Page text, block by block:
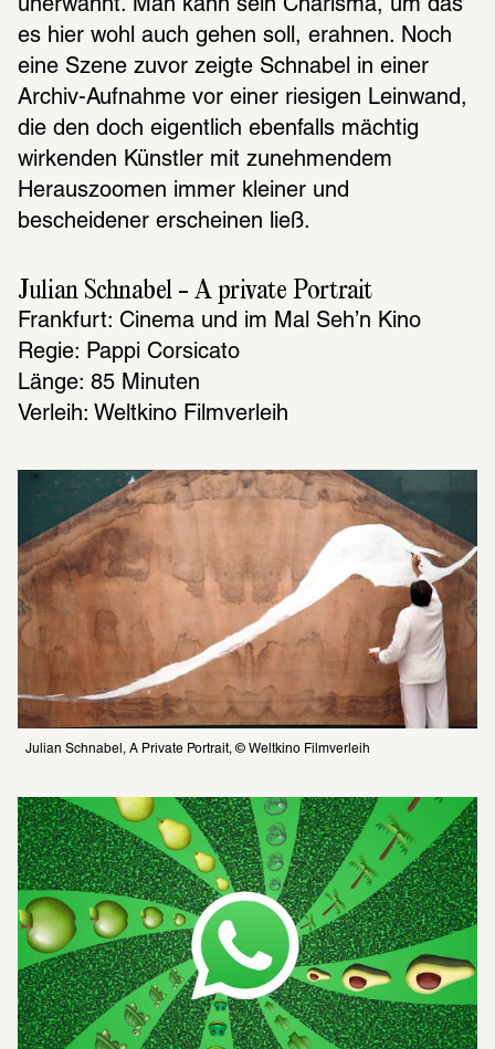
unerwähnt. Man kann sein Charisma, um das
es hier wohl auch gehen soll, erahnen. Noch
eine Szene zuvor zeigte Schnabel in einer
Archiv-Aufnahme vor einer riesigen Leinwand,
die den doch eigentlich ebenfalls mächtig
wirkenden Künstler mit zunehmendem
Herauszoomen immer kleiner und
bescheidener erscheinen ließ.
Julian Schnabel - A private Portrait
Frank­furt: Cinema und im Mal Seh’n Kino
Regie: Pappi Corsicato
Länge: 85 Minuten
Verleih: Welt­kino Film­ver­leih
Julian Schnabel, A Private Portrait, © Weltkino Filmverleih